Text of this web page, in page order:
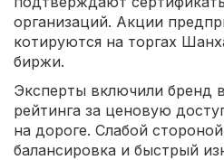
организаций. Акции
котируются на торгах
биржи.
Эксперты включили бренд
рейтинга за ценовую
на дороге. Слабой
балансировка и быстрый